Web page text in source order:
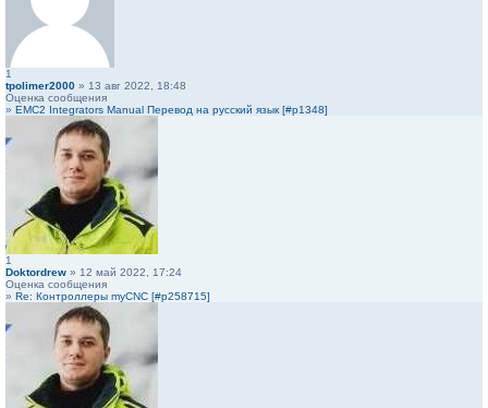
1
tpolimer2000 » 13 авг 2022, 18:48
Оценка сообщения
» EMC2 Integrators Manual Перевод на русский язык [#p1348]
1
Doktordrew » 12 май 2022, 17:24
Оценка сообщения
» Re: Контроллеры myCNC [#p258715]